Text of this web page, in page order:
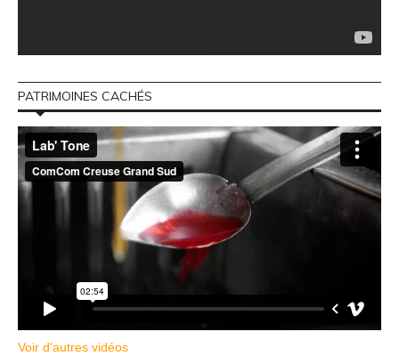
PATRIMOINES CACHÉS
Voir d'autres vidéos